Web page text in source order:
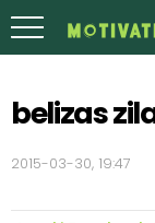
belizas
2015-03-30, 19:47